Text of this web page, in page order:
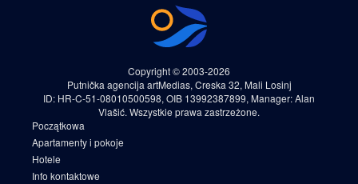
Copyright © 2003-2026
Putnička agencija artMedias, Creska 32, Mali Losinj
ID: HR-C-51-08010500598, OIB 13992387899, Manager: Alan
Vlašić. Wszystkie prawa zastrzeżone.
Początkowa
Apartamenty i pokoje
Hotele
Info kontaktowe